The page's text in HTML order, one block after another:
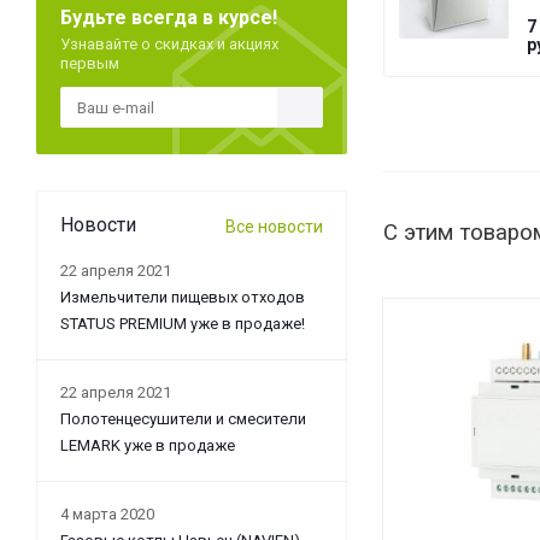
7
С этим
Будьте всегда в курсе!
Узнавайте о скидках и акциях
первым
Новости Все новости
22 апреля 2021
Измельчители пищевых отходов
STATUS PREMIUM уже в продаже!
22 апреля 2021
Полотенцесушители и смесители
LEMARK уже в продаже
4 марта 2020